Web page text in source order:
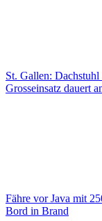
St. Gallen: Dachstuhl
Grosseinsatz dauert
Fähre vor Java mit
Bord in Brand